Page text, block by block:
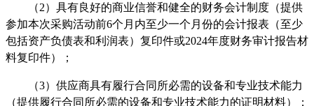
（2）具有良好的商业信誉和健全的财务会计制度（提供
参加本次采购活动前6个月内至少一个月份的会计报表（至少
包括资产负债表和利润表）复印件或2024年度财务审计报告材
料复印件）；
（3）供应商具有履行合同所必需的设备和专业技术能力
（提供履行合同所必需的设备和专业技术能力的证明材料）；